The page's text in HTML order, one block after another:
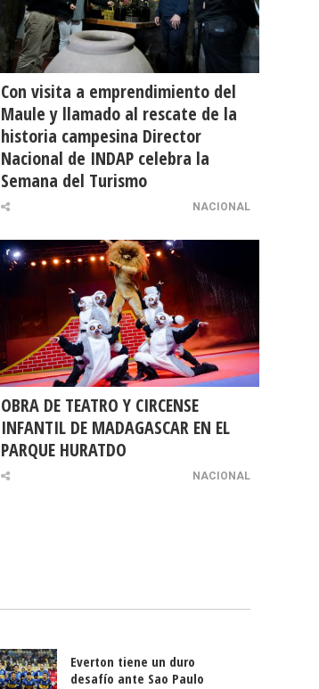
Con visita a emprendimiento del
Maule y llamado al rescate de la
historia campesina Director
Nacional de INDAP celebra la
Semana del Turismo
NACIONAL
OBRA DE TEATRO Y CIRCENSE
INFANTIL DE MADAGASCAR EN EL
PARQUE HURATDO
NACIONAL
Everton tiene un duro
desafío ante Sao Paulo